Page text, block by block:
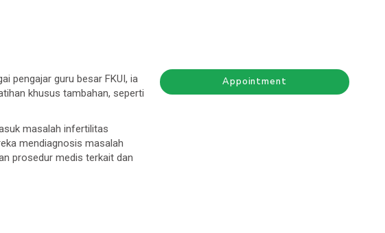
pengajar guru besar FKUI, ia
khusus tambahan, seperti
masalah infertilitas
mendiagnosis masalah
prosedur medis terkait dan
Appointment